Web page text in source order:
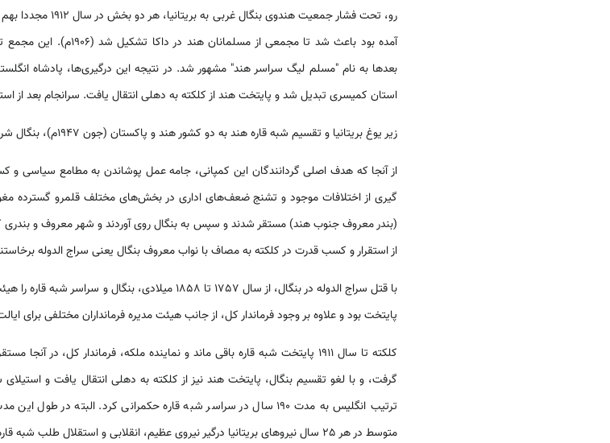
رو، تحت فشار جمعیت هندوی بنگال غربی به بریتانیا، هر دو بخش در سال 1912 مجددا بهم پیوستند
آمده بود باعث شد تا
استان کمیسری تبدیل شد و پایتخت هند از کلکته به دهلی انتقال یافت. سرانجام بعد از
زیر یوغ بریتانیا و تقسیم شبه قاره هند به دو کشور هند و پاکستان (جون 1947م)، بنگال شرقی ایالتی از
از آنجا که هدف اصلی گردانندگان این کمپانی، جامه عمل پوشاندن به مطامع سیاسی و
گیری از اختلافات موجود و تشنج ضعف‌های اداری در بخش‌های مختلف قلمرو گسترده
(بندر معروف جنوب هند) مستقر شدند و سپس به بنگال روی آوردند و شهر معروف و بندری
از استقرار و کسب قدرت در کلکته به مصاف با نواب معروف بنگال یعنی سراج الدوله
با قتل سراج الدوله در بنگال، از سال 1757 تا 1858
پایتخت بود و علاوه بر وجود فرماندار کل، از جانب هیئت مدیره فرمانداران مختلفی برای
کلکته تا سال 1911 پایتخت شبه قاره باقی ماند و نماینده ملکه، فرماندار کل،
ترتیب انگلیس به مدت 190 سال در سراسر شبه قاره حکمرانی کرد.
متوسط در هر 25 سال نیروهای بریتانیا درگیر نیروی عظیم، انقلابی و استقلال طلب شبه قاره بودند.